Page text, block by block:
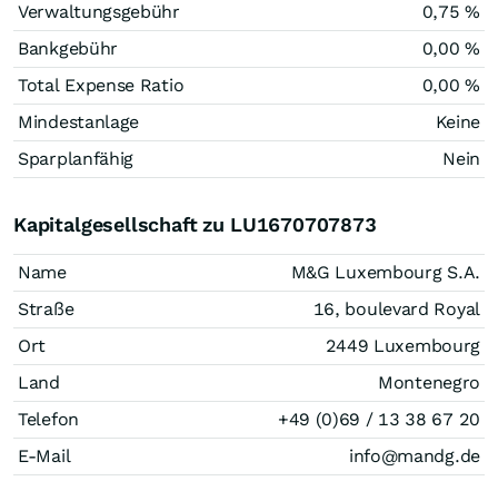
Verwaltungsgebühr
0,75 %
Bankgebühr
0,00 %
Total Expense Ratio
0,00 %
Mindestanlage
Keine
Sparplanfähig
Nein
Kapitalgesellschaft zu LU1670707873
Name
M&G Luxembourg S.A.
Straße
16, boulevard Royal
Ort
2449 Luxembourg
Land
Montenegro
Telefon
+49 (0)69 / 13 38 67 20
E-Mail
info@mandg.de